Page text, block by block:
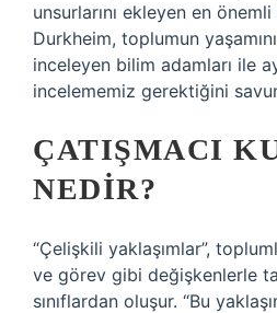
unsurlarını ekleyen en
Durkheim, toplumun
inceleyen bilim adamları ile
incelememiz gerektiğini
ÇATIŞMACI
NEDIR?
“Çelişkili yaklaşımlar”,
ve görev gibi değişkenlerle
sınıflardan oluşur. “Bu